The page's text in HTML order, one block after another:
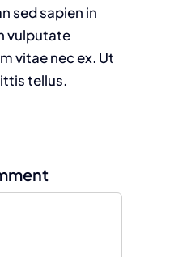
sed sapien in
vulputate
vitae nec ex. Ut
tellus.